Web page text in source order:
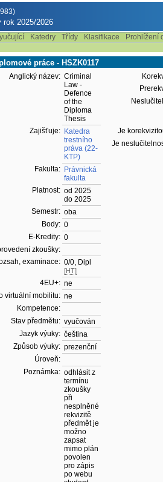
rok 2025/2026
Katedry Třídy Klasifikace
Prohlížení
práce - HSZK0117
Anglický název: Criminal
Law -
Defence
of the
Diploma
Thesis
Zajišťuje: Katedra
trestního
práva (22-
KTP)
Fakulta: Právnická
fakulta
Platnost: od 2025
do 2025
Semestr: oba
Body: 0
E-Kredity: 0
zkoušky:
examinace: 0/0, Dipl
[HT]
4EU+: ne
virtuální mobilitu: ne
Kompetence:
Stav předmětu: vyučován
Jazyk výuky: čeština
Způsob výuky: prezenční
Úroveň:
Poznámka: odhlásit z
termínu
zkoušky
při
nesplněné
rekvizitě
předmět je
možno
zapsat
mimo plán
povolen
pro zápis
po webu
Je
Je